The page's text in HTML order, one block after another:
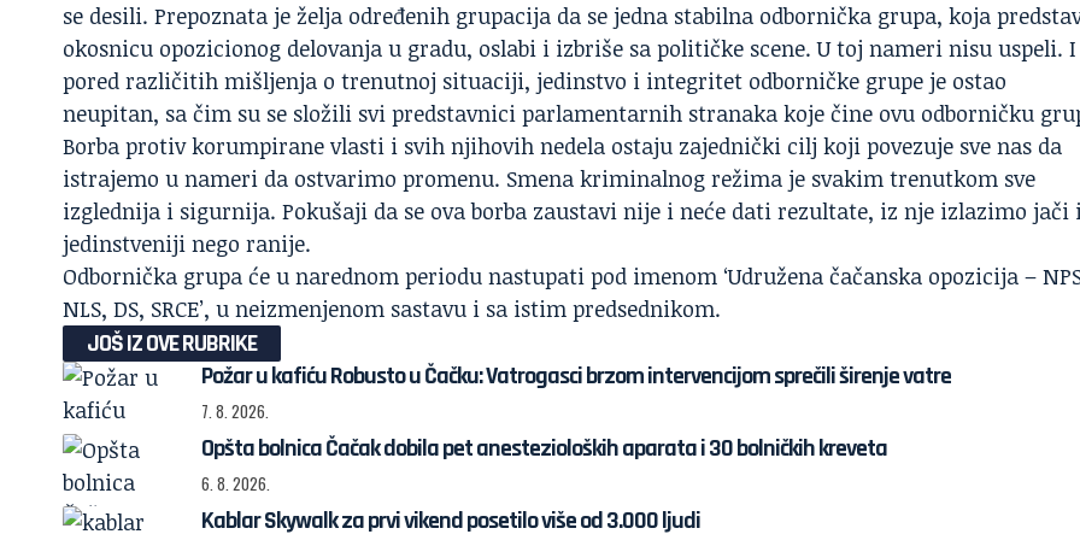
se desili. Prepoznata je želja određenih grupacija da se jedna stabilna odbornička grupa, koja
okosnicu opozicionog delovanja u gradu, oslabi i izbriše sa političke scene. U toj nameri nisu uspeli. I
pored različitih mišljenja o trenutnoj situaciji, jedinstvo i integritet odborničke grupe je ostao
neupitan, sa čim su se složili svi predstavnici parlamentarnih stranaka koje čine ovu odborničku
Borba protiv korumpirane vlasti i svih njihovih nedela ostaju zajednički cilj koji povezuje sve nas da
istrajemo u nameri da ostvarimo promenu. Smena kriminalnog režima je svakim trenutkom sve
izglednija i sigurnija. Pokušaji da se ova borba zaustavi nije i neće dati rezultate, iz nje izlazimo jači i
jedinstveniji nego ranije.
Odbornička grupa će u narednom periodu nastupati pod imenom ‘Udružena čačanska opozicija –
NLS, DS, SRCE’, u neizmenjenom sastavu i sa istim predsednikom.
JOŠ IZ OVE RUBRIKE
Požar u kafiću Robusto u Čačku: Vatrogasci brzom intervencijom sprečili širenje vatre
7. 8. 2026.
Opšta bolnica Čačak dobila pet anestezioloških aparata i 30 bolničkih kreveta
6. 8. 2026.
Kablar Skywalk za prvi vikend posetilo više od 3.000 ljudi